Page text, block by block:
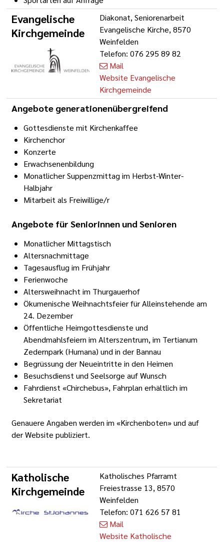
Evangelische
Kirchgemeinde
Diakonat, Seniorenarbeit
Evangelische Kirche, 8570
Weinfelden
Telefon: 076 295 89 82
Mail
Website Evangelische
Kirchgemeinde
Angebote generationenübergreifend
Gottesdienste mit Kirchenkaffee
Kirchenchor
Konzerte
Erwachsenenbildung
Monatlicher Suppenzmittag im Herbst-Winter-
Halbjahr
Mitarbeit als Freiwillige/r
Angebote für Seniorinnen und Senioren
Monatlicher Mittagstisch
Altersnachmittage
Tagesausflug im Frühjahr
Ferienwoche
Altersweihnacht im Thurgauerhof
Ökumenische Weihnachtsfeier für Alleinstehende am
24. Dezember
Öffentliche Heimgottesdienste und
Abendmahlsfeiern im Alterszentrum, im Tertianum
Zedernpark (Humana) und in der Bannau
Begrüssung der Neueintritte in den Heimen
Besuchsdienst und Seelsorge auf Wunsch
Fahrdienst «Chirchebus», Fahrplan erhältlich im
Sekretariat
Genauere Angaben werden im «Kirchenboten» und auf
der Website publiziert.
Katholische
Kirchgemeinde
Katholisches Pfarramt
Freiestrasse 13, 8570
Weinfelden
Telefon: 071 626 57 81
Mail
Website Katholische